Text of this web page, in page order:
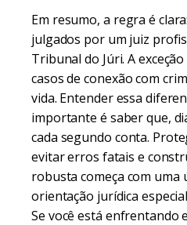
Em resumo, a regra é
julgados por um juiz
Tribunal do Júri. A
casos de conexão com
vida. Entender essa
importante é saber que,
cada segundo conta.
evitar erros fatais e
robusta começa com uma
orientação jurídica
Se você está enfrentando